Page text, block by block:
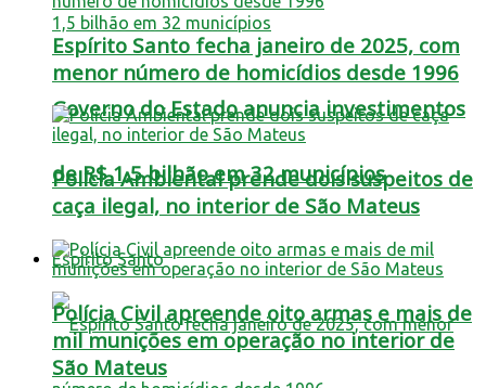
Governo do Estado anuncia investimentos
de R$ 1,5 bilhão em 32 municípios
Espírito Santo
Espírito Santo fecha janeiro de 2025, com
menor número de homicídios desde 1996
Polícia Ambiental prende dois suspeitos de
caça ilegal, no interior de São Mateus
Polícia Civil apreende oito armas e mais de
mil munições em operação no interior de
São Mateus